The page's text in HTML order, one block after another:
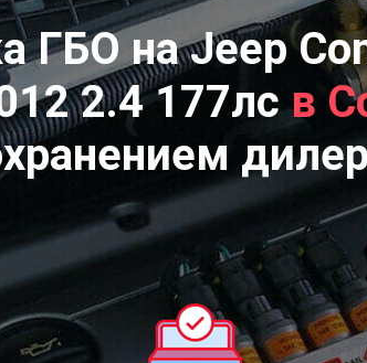
ГБО на Jeep
2.4 177лсв